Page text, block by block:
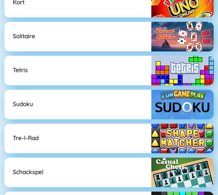
Kort
Solitaire
Tetris
Sudoku
Tre-I-Rad
Schackspel